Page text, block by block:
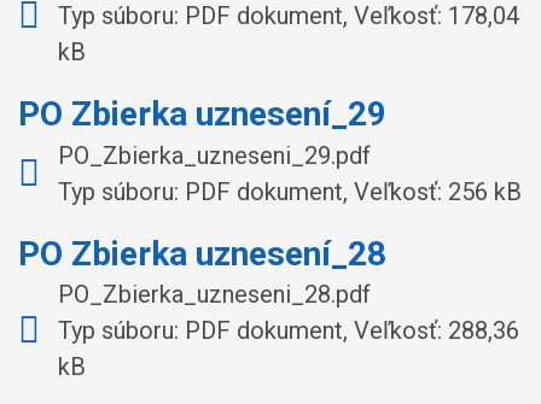
Typ súboru: PDF dokument, Veľkosť: 178,04
kB
PO Zbierka uznesení_29
PO_Zbierka_uzneseni_29.pdf
Typ súboru: PDF dokument, Veľkosť: 256 kB
PO Zbierka uznesení_28
PO_Zbierka_uzneseni_28.pdf
Typ súboru: PDF dokument, Veľkosť: 288,36
kB